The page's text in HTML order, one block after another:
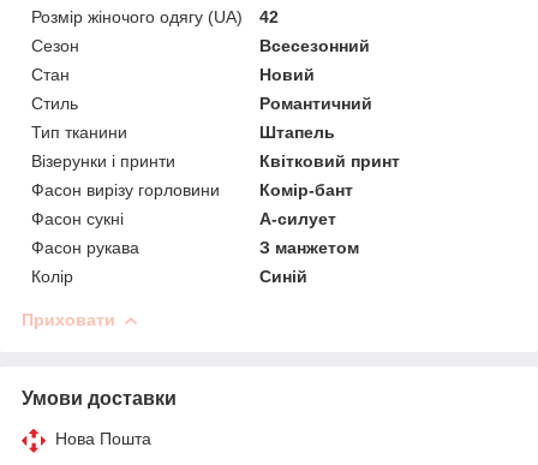
Розмір жіночого одягу (UA)
42
Сезон
Всесезонний
Стан
Новий
Стиль
Романтичний
Тип тканини
Штапель
Візерунки і принти
Квітковий принт
Фасон вирізу горловини
Комір-бант
Фасон сукні
А-силует
Фасон рукава
З манжетом
Колір
Синій
Приховати
Умови доставки
Нова Пошта